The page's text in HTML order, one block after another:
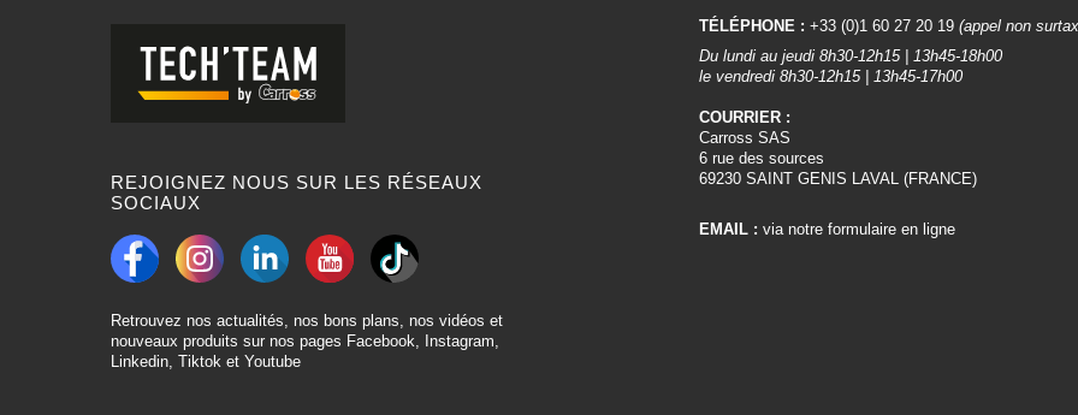
REJOIGNEZ NOUS SUR LES RÉSEAUX
SOCIAUX
Retrouvez nos actualités, nos bons plans, nos vidéos et
nouveaux produits sur nos pages Facebook, Instagram,
Linkedin, Tiktok et Youtube
TÉLÉPHONE : +33 (0)1 60 27 20 19 (appel non
Du lundi au jeudi 8h30-12h15 | 13h45-18h00
le vendredi 8h30-12h15 | 13h45-17h00
COURRIER :
Carross SAS
6 rue des sources
69230 SAINT GENIS LAVAL (FRANCE)
EMAIL : via notre formulaire en ligne